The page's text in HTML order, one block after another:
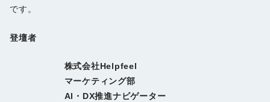
です。
登壇者
株式会社Helpfeel
マーケティング部
AI・DX推進ナビゲーター